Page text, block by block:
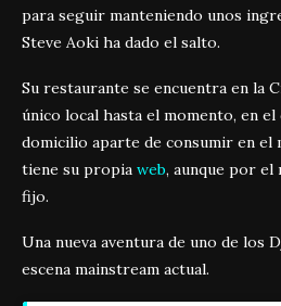
para seguir manteniendo unos
Steve Aoki ha dado el salto.
Su restaurante se encuentra en la
único local hasta el momento, en
domicilio aparte de consumir en el
tiene su propia web, aunque por el
fijo.
Una nueva aventura de uno de los
escena mainstream actual.